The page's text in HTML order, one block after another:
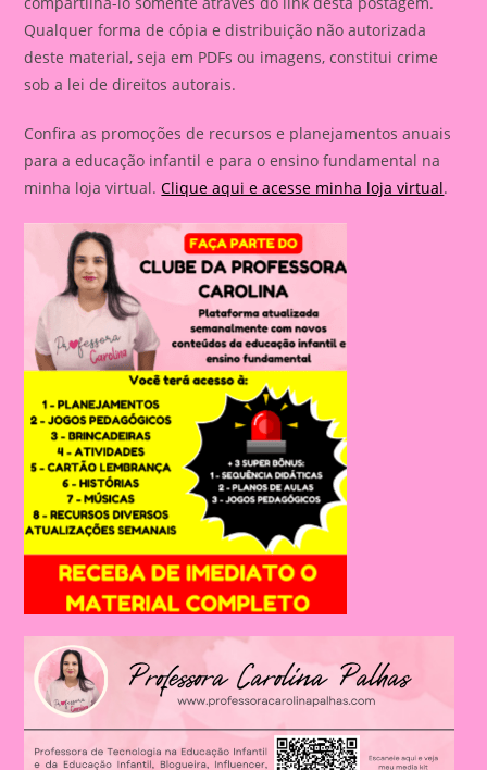
Qualquer forma de cópia e distribuição não autorizada
deste material, seja em PDFs ou imagens, constitui crime
sob a lei de direitos autorais.
Confira as promoções de recursos e planejamentos anuais
para a educação infantil e para o ensino fundamental na
minha loja virtual.Clique aqui e acesse minha loja virtual.